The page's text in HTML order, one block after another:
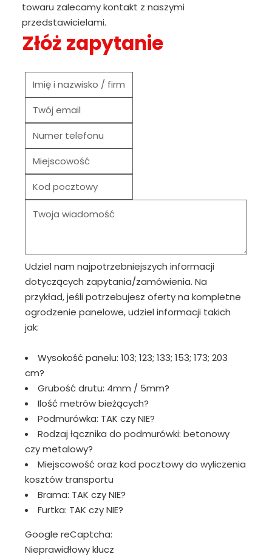
towaru zalecamy kontakt z naszymi
przedstawicielami.
Złóż zapytanie
Udziel nam najpotrzebniejszych informacji
dotyczących zapytania/zamówienia. Na
przykład, jeśli potrzebujesz oferty na kompletne
ogrodzenie panelowe, udziel informacji takich
jak:
Wysokość panelu: 103; 123; 133; 153; 173; 203
cm?
Grubość drutu: 4mm / 5mm?
Ilość metrów bieżących?
Podmurówka: TAK czy NIE?
Rodzaj łącznika do podmurówki: betonowy
czy metalowy?
Miejscowość oraz kod pocztowy do wyliczenia
kosztów transportu
Brama: TAK czy NIE?
Furtka: TAK czy NIE?
Google reCaptcha:
Nieprawidłowy klucz